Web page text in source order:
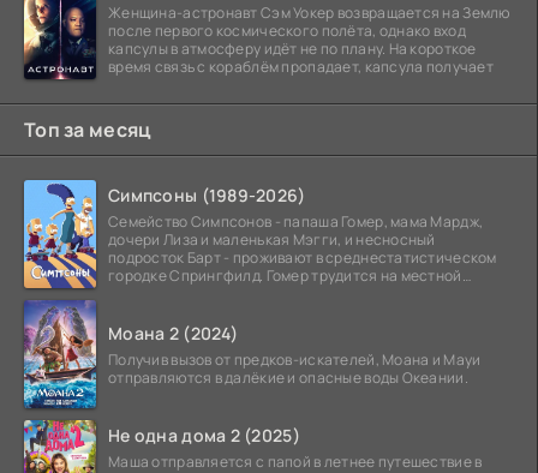
Женщина-астронавт Сэм Уокер возвращается на Землю
после первого космического полёта, однако вход
капсулы в атмосферу идёт не по плану. На короткое
время связь с кораблём пропадает, капсула получает
Топ за месяц
Симпсоны (1989-2026)
Семейство Симпсонов - папаша Гомер, мама Мардж,
дочери Лиза и маленькая Мэгги, и несносный
подросток Барт - проживают в среднестатистическом
городке Спрингфилд. Гомер трудится на местной
Моана 2 (2024)
Получив вызов от предков-искателей, Моана и Мауи
отправляются в далёкие и опасные воды Океании.
Не одна дома 2 (2025)
Маша отправляется с папой в летнее путешествие в